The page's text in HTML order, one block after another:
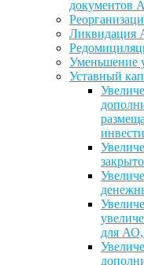
Уменьшение
Уставный
для